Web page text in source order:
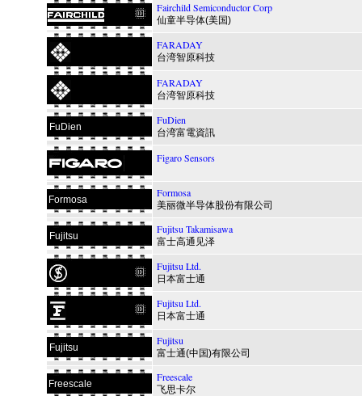
Fairchild Semiconductor Corp
仙童半导体(美国)
FARADAY
台湾智原科技
FARADAY
台湾智原科技
FuDien
FuDien
台湾富電資訊
Figaro Sensors
Formosa
Formosa
美丽微半导体股份有限公司
Fujitsu
Fujitsu Takamisawa
富士高通见泽
Fujitsu Ltd.
日本富士通
Fujitsu Ltd.
日本富士通
Fujitsu
Fujitsu
富士通(中国)有限公司
Freescale
Freescale
飞思卡尔